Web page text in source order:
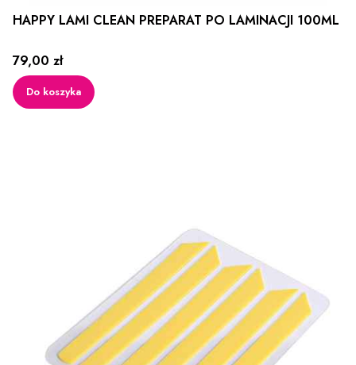
HAPPY LAMI CLEAN PREPARAT PO LAMINACJI 100ML
Cena
79,00 zł
Do koszyka